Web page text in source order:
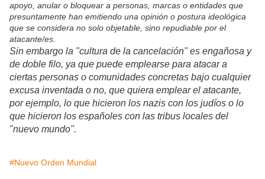
apoyo, anular o bloquear a personas, marcas o entidades que
presuntamente han emitiendo una opinión o postura ideológica
que se considera no solo objetable, sino repudiable por el
atacante/es.
Sin embargo la "cultura de la cancelación" es engañosa y
de doble filo, ya que puede emplearse para atacar a
ciertas personas o comunidades concretas bajo cualquier
excusa inventada o no, que quiera emplear el atacante,
por ejemplo, lo que hicieron los nazis con los judíos o lo
que hicieron los españoles con las tribus locales del
"nuevo mundo".
#Nuevo Orden Mundial